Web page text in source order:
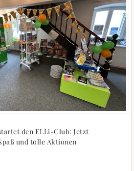
den ELLi-Club: Jetzt
und tolle Aktionen